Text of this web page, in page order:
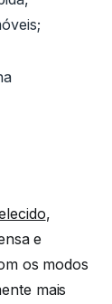
,
e
os modos
mais